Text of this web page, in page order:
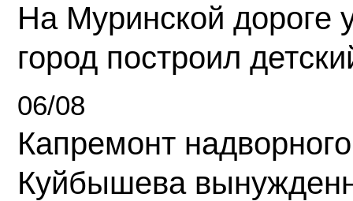
На Муринской дороге
город построил
06/08
Капремонт
Куйбышева